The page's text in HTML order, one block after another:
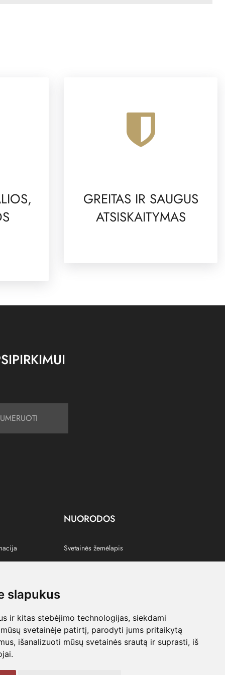
slapukus
ir kitas stebėjimo technologijas, siekdami
svetainėje patirtį, parodyti jums pritaikytą
išanalizuoti mūsų svetainės srautą ir suprasti, iš
GREITAS IR SAUGUS
ATSISKAITYMAS
NUORODOS
Svetainės žemėlapis